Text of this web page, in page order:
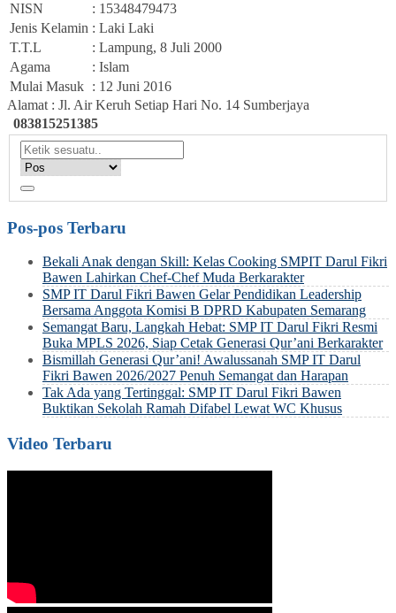
NISN
: 15348479473
Jenis Kelamin : Laki Laki
T.T.L
: Lampung, 8 Juli 2000
Agama
: Islam
Mulai Masuk : 12 Juni 2016
Alamat : Jl. Air Keruh Setiap Hari No. 14 Sumberjaya
083815251385
Pos-pos Terbaru
Bekali Anak dengan Skill: Kelas Cooking SMPIT Darul Fikri
Bawen Lahirkan Chef-Chef Muda Berkarakter
SMP IT Darul Fikri Bawen Gelar Pendidikan Leadership
Bersama Anggota Komisi B DPRD Kabupaten Semarang
Semangat Baru, Langkah Hebat: SMP IT Darul Fikri Resmi
Buka MPLS 2026, Siap Cetak Generasi Qur’ani Berkarakter
Bismillah Generasi Qur’ani! Awalussanah SMP IT Darul
Fikri Bawen 2026/2027 Penuh Semangat dan Harapan
Tak Ada yang Tertinggal: SMP IT Darul Fikri Bawen
Buktikan Sekolah Ramah Difabel Lewat WC Khusus
Video Terbaru